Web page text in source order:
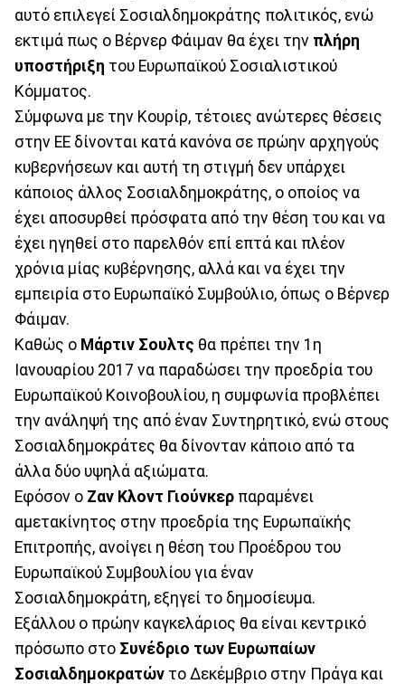
αυτό επιλεγεί Σοσιαλδημοκράτης πολιτικός, ενώ
εκτιμά πως ο Βέρνερ Φάιμαν θα έχει την πλήρη
υποστήριξη του Ευρωπαϊκού Σοσιαλιστικού
Κόμματος.
Σύμφωνα με την Κουρίρ, τέτοιες ανώτερες θέσεις
στην ΕΕ δίνονται κατά κανόνα σε πρώην αρχηγούς
κυβερνήσεων και αυτή τη στιγμή δεν υπάρχει
κάποιος άλλος Σοσιαλδημοκράτης, ο οποίος να
έχει αποσυρθεί πρόσφατα από την θέση του και να
έχει ηγηθεί στο παρελθόν επί επτά και πλέον
χρόνια μίας κυβέρνησης, αλλά και να έχει την
εμπειρία στο Ευρωπαϊκό Συμβούλιο, όπως ο Βέρνερ
Φάιμαν.
Καθώς ο Μάρτιν Σουλτς θα πρέπει την 1η
Ιανουαρίου 2017 να παραδώσει την προεδρία του
Ευρωπαϊκού Κοινοβουλίου, η συμφωνία προβλέπει
την ανάληψή της από έναν Συντηρητικό, ενώ στους
Σοσιαλδημοκράτες θα δίνονταν κάποιο από τα
άλλα δύο υψηλά αξιώματα.
Εφόσον ο Ζαν Κλοντ Γιούνκερ παραμένει
αμετακίνητος στην προεδρία της Ευρωπαϊκής
Επιτροπής, ανοίγει η θέση του Προέδρου του
Ευρωπαϊκού Συμβουλίου για έναν
Σοσιαλδημοκράτη, εξηγεί το δημοσίευμα.
Εξάλλου ο πρώην καγκελάριος θα είναι κεντρικό
πρόσωπο στο Συνέδριο των Ευρωπαίων
Σοσιαλδημοκρατών το Δεκέμβριο στην Πράγα και